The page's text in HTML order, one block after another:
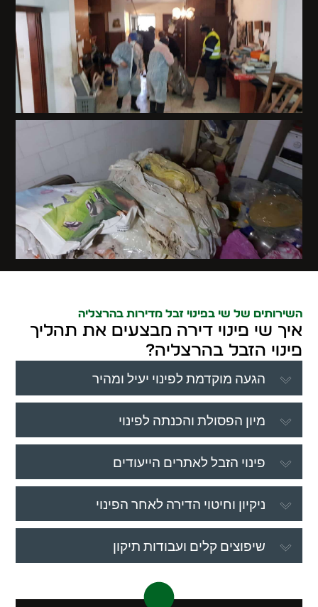
השירותים של שי בפינוי זבל מדירות בהרצליה
איך שי פינוי דירה מבצעים את תהליך
פינוי הזבל בהרצליה?
הגעה מוקדמת לפינוי יעיל ומהיר
מיון הפסולת והכנתה לפינוי
פינוי הזבל לאתרים הייעודים
ניקיון וחיטוי הדירה לאחר הפינוי
שיפוצים קלים ועבודות תיקון